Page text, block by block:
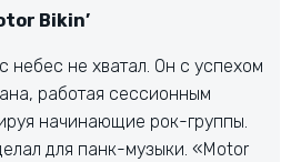
Bikin’
небес не хватал. Он с успехом
работая сессионным
начинающие рок-группы.
для панк-музыки. «Motor